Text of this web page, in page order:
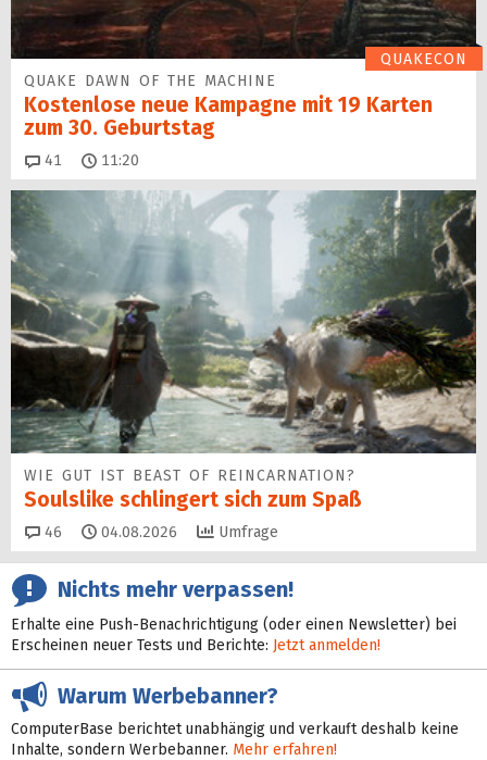
QUAKECON
QUAKE DAWN OF THE MACHINE
Kostenlose neue Kampagne mit 19 Karten
zum 30. Geburtstag
41 Kommentare
11:20
WIE GUT IST BEAST OF REINCARNATION?
Soulslike schlingert sich zum Spaß
46 Kommentare
04.08.2026 Umfrage
Nichts mehr verpassen!
Erhalte eine Push-Benachrichtigung (oder einen Newsletter) bei
Erscheinen neuer Tests und Berichte: Jetzt anmelden!
Warum Werbebanner?
ComputerBase berichtet unabhängig und verkauft deshalb keine
Inhalte, sondern Werbebanner. Mehr erfahren!